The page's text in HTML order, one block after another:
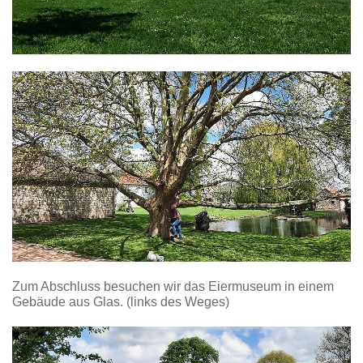
Zum Abschluss besuchen wir das Eiermuseum in einem
Gebäude aus Glas. (links des Weges)